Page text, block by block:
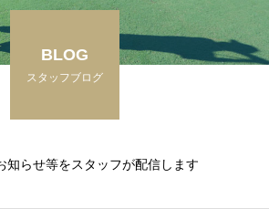
BLOG
スタッフブログ
知らせ等をスタッフが配信します